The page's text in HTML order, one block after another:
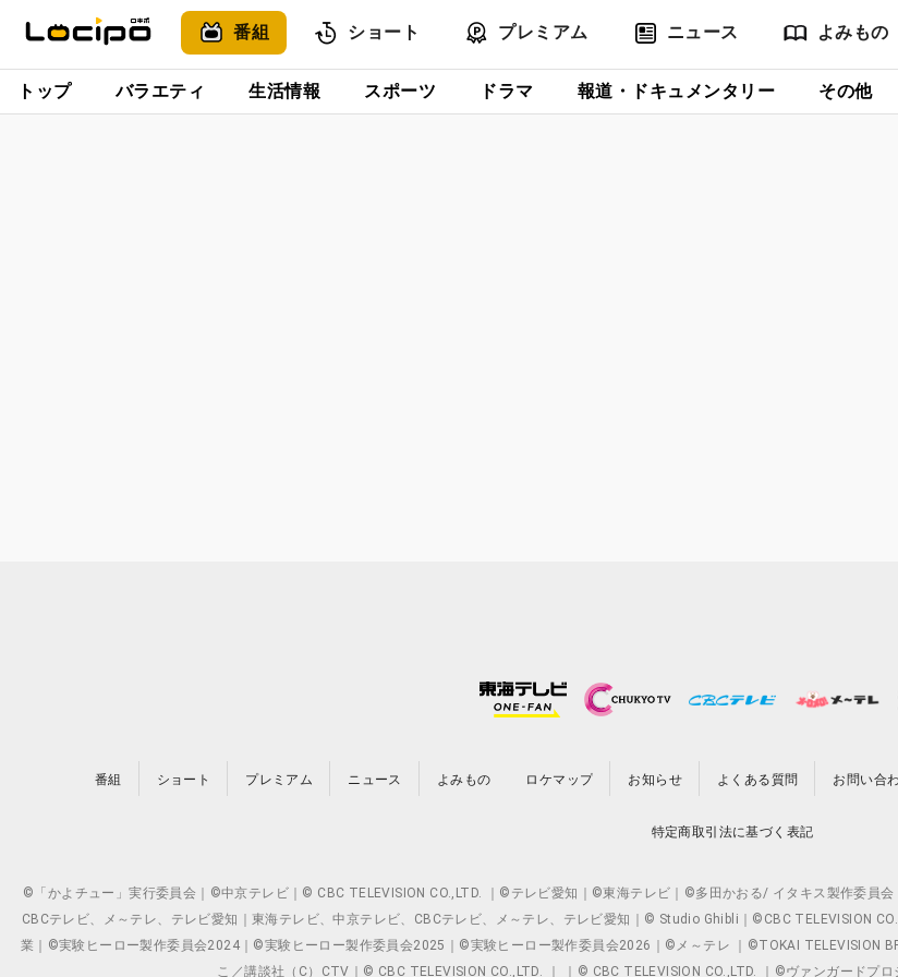
番組 ショート プレミアム ニュース よみもの
トップ バラエティ 生活情報 スポーツ ドラマ 報道・ドキュメンタリー その他
番組 ショート プレミアム ニュース よみもの ロケマップ お知らせ よくある質問 お問い合
特定商取引法に基づく表記
©「かよチュー」実行委員会｜©中京テレビ｜© CBC TELEVISION CO.,LTD. ｜©テレビ愛知｜©東海テレビ｜©多田かおる/ イタキス製作委員
CBCテレビ、メ～テレ、テレビ愛知｜東海テレビ、中京テレビ、CBCテレビ、メ～テレ、テレビ愛知｜© Studio Ghibli｜©CBC TELEVISION
業｜©実験ヒーロー製作委員会2024｜©実験ヒーロー製作委員会2025｜©実験ヒーロー製作委員会2026｜©メ～テレ ｜©TOKAI TELEVISION
こ／講談社（C）CTV｜© CBC TELEVISION CO.,LTD. ｜ ｜© CBC TELEVISION CO.,LTD. ｜©ヴァンガード